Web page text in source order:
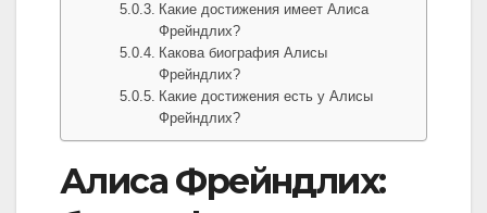
Какие достижения имеет Алиса
Фрейндлих?
Какова биография Алисы
Фрейндлих?
Какие достижения есть у Алисы
Фрейндлих?
Алиса Фрейндлих: